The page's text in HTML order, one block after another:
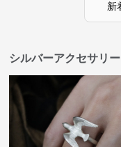
新
シルバーアクセサリ